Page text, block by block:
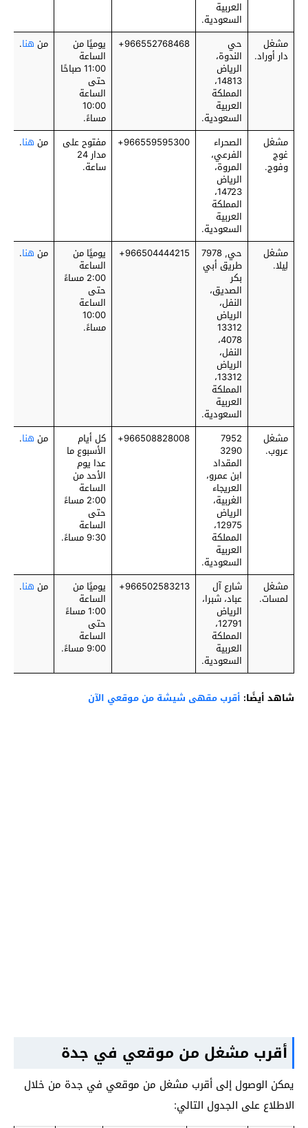
العربية
السعودية.
مشغل
دار أوراد.
حي
الندوة،
الرياض
14813،
المملكة
العربية
السعودية.
‎966552768468+ يوميًا من
الساعة
11:00 صباحًا
حتى
الساعة
10:00
مساءً.
من هنا.
مشغل
غوج
وفوج.
الصحراء
الفرعي،
المروة،
الرياض
14723،
المملكة
العربية
السعودية.
‎966559595300+ مفتوح على
مدار 24
ساعة.
من هنا.
مشغل
لِيلا.
حي, 7978
طريق أبي
بكر
الصديق،
النفل،
الرياض
13312
4078،
النفل،
الرياض
13312،
المملكة
العربية
السعودية.
‎966504444215+ يوميًا من
الساعة
2:00 مساءً
حتى
الساعة
10:00
مساءً.
من هنا.
مشغل
عروب.
7952
3290
المقداد
ابن عمرو،
العريجاء
الغربية،
الرياض
12975،
المملكة
العربية
السعودية.
‎966508828008+ كل أيام
الأسبوع ما
عدا يوم
الأحد من
الساعة
2:00 مساءً
حتى
الساعة
9:30 مساءً.
من هنا.
مشغل
لمسات.
شارع آل
عباد، شبرا،
الرياض
12791،
المملكة
العربية
السعودية.
‎966502583213+ يوميًا من
الساعة
1:00 مساءً
حتى
الساعة
9:00 مساءً.
من هنا.
شاهد أيضًا: أقرب مقهى شيشة من موقعي الآن
أقرب مشغل من موقعي في جدة
يمكن الوصول إلى أقرب مشغل من موقعي في جدة من خلال
الاطلاع على الجدول التالي: